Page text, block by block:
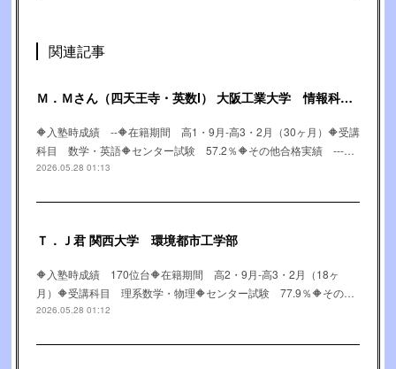
関連記事
Ｍ．Ｍさん（四天王寺・英数Ⅰ） 大阪工業大学 情報科学部
🔶入塾時成績 --🔶在籍期間 高1・9月-高3・2月（30ヶ月）🔶受講
科目 数学・英語🔶センター試験 57.2％🔶その他合格実績 ---…
2026.05.28 01:13
Ｔ．Ｊ君 関西大学 環境都市工学部
🔶入塾時成績 170位台🔶在籍期間 高2・9月-高3・2月（18ヶ
月）🔶受講科目 理系数学・物理🔶センター試験 77.9％🔶その…
2026.05.28 01:12